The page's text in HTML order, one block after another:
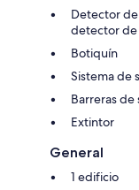
Detector
detector de
Botiquín
Sistema de
Barreras de
Extintor
General
1 edificio